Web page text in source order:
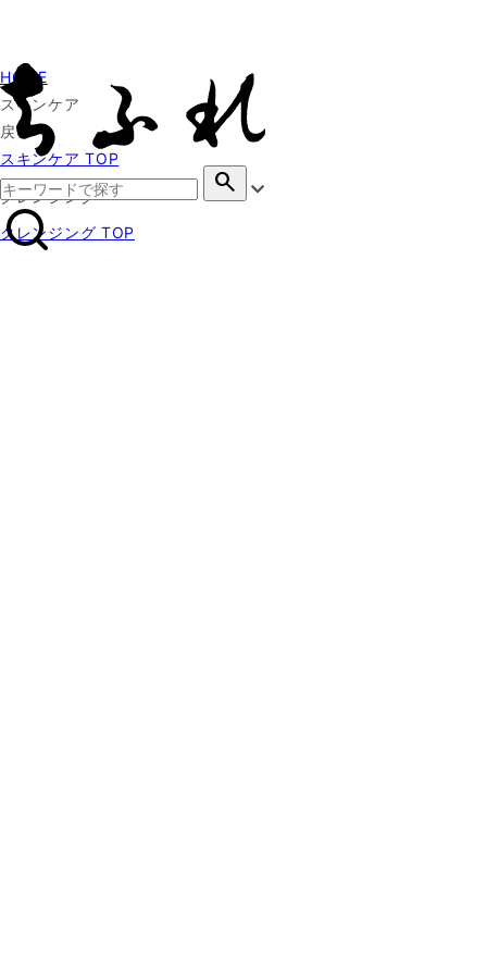
search
HOME
スキンケア
戻る
スキンケア TOP
クレンジング
クレンジング TOP